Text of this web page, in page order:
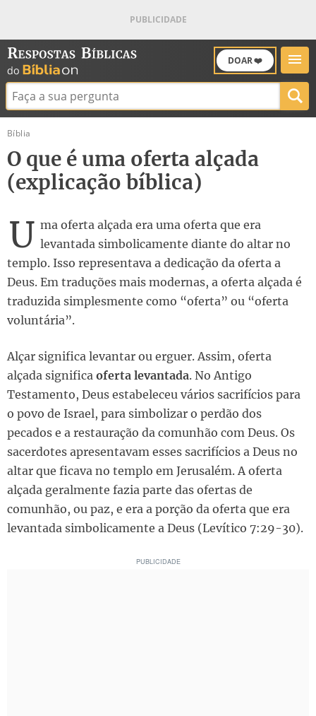
DOAR ❤️
Buscar:
Bíblia
O que é uma oferta alçada
(explicação bíblica)
U ma oferta alçada era uma oferta que era
levantada simbolicamente diante do altar no
templo. Isso representava a dedicação da oferta a
Deus. Em traduções mais modernas, a oferta alçada é
traduzida simplesmente como “oferta” ou “oferta
voluntária”.
Alçar significa levantar ou erguer. Assim, oferta
alçada significa oferta levantada. No Antigo
Testamento, Deus estabeleceu vários sacrifícios para
o povo de Israel, para simbolizar o perdão dos
pecados e a restauração da comunhão com Deus. Os
sacerdotes apresentavam esses sacrifícios a Deus no
altar que ficava no templo em Jerusalém. A oferta
alçada geralmente fazia parte das ofertas de
comunhão, ou paz, e era a porção da oferta que era
levantada simbolicamente a Deus (Levítico 7:29-30).